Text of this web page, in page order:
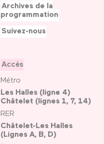
Accès
Métro
Les Halles (ligne 4)
Châtelet (lignes 1, 7, 14)
RER
Châtelet-Les Halles
(Lignes A, B, D)
Archives de la
programmation
Suivez-nous